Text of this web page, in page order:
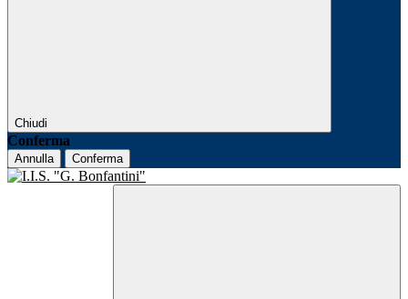
Chiudi
Conferma
Annulla Conferma